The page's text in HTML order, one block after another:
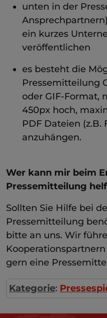
unten in der
ein kurzes
veröffentlichen
es besteht die
Pressemitteilung
oder GIF-Format,
450px hoch,
PDF Dateien (z.B.
anzuhängen.
Wer kann mir beim
Pressemitteilung
Sollten Sie Hilfe bei
Pressemitteilung
bitte an uns. Wir
gern eine
Kategorie: